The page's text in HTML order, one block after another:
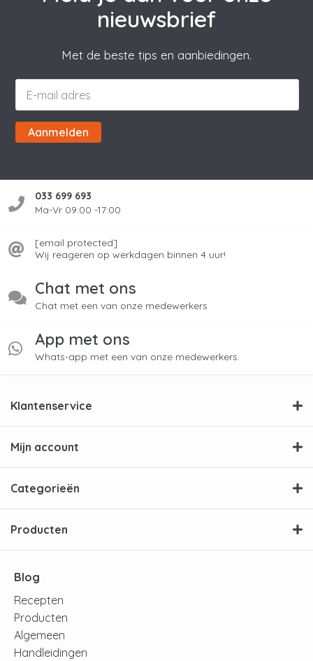
nieuwsbrief
Met de beste tips en aanbiedingen.
Aanmelden
033 699 693
Ma-Vr 09:00 -17:00
[email protected]
Wij reageren op werkdagen binnen 4 uur!
Chat met ons
Chat met een van onze medewerkers
App met ons
Whats-app met een van onze medewerkers.
Klantenservice
Mijn account
Categorieën
Producten
Blog
Recepten
Producten
Algemeen
Handleidingen